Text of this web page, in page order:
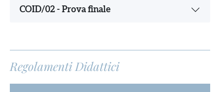
COID/02 - Prova finale
Regolamenti Didattici